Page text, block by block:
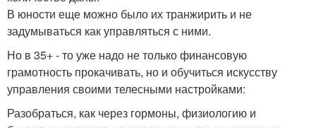
В юности еще можно было их транжирить и не
задумываться как управляться с ними.
Но в 35+ - то уже надо не только финансовую
грамотность прокачивать, но и обучиться искусству
управления своими телесными настройками:
Разобраться, как через гормоны, физиологию и